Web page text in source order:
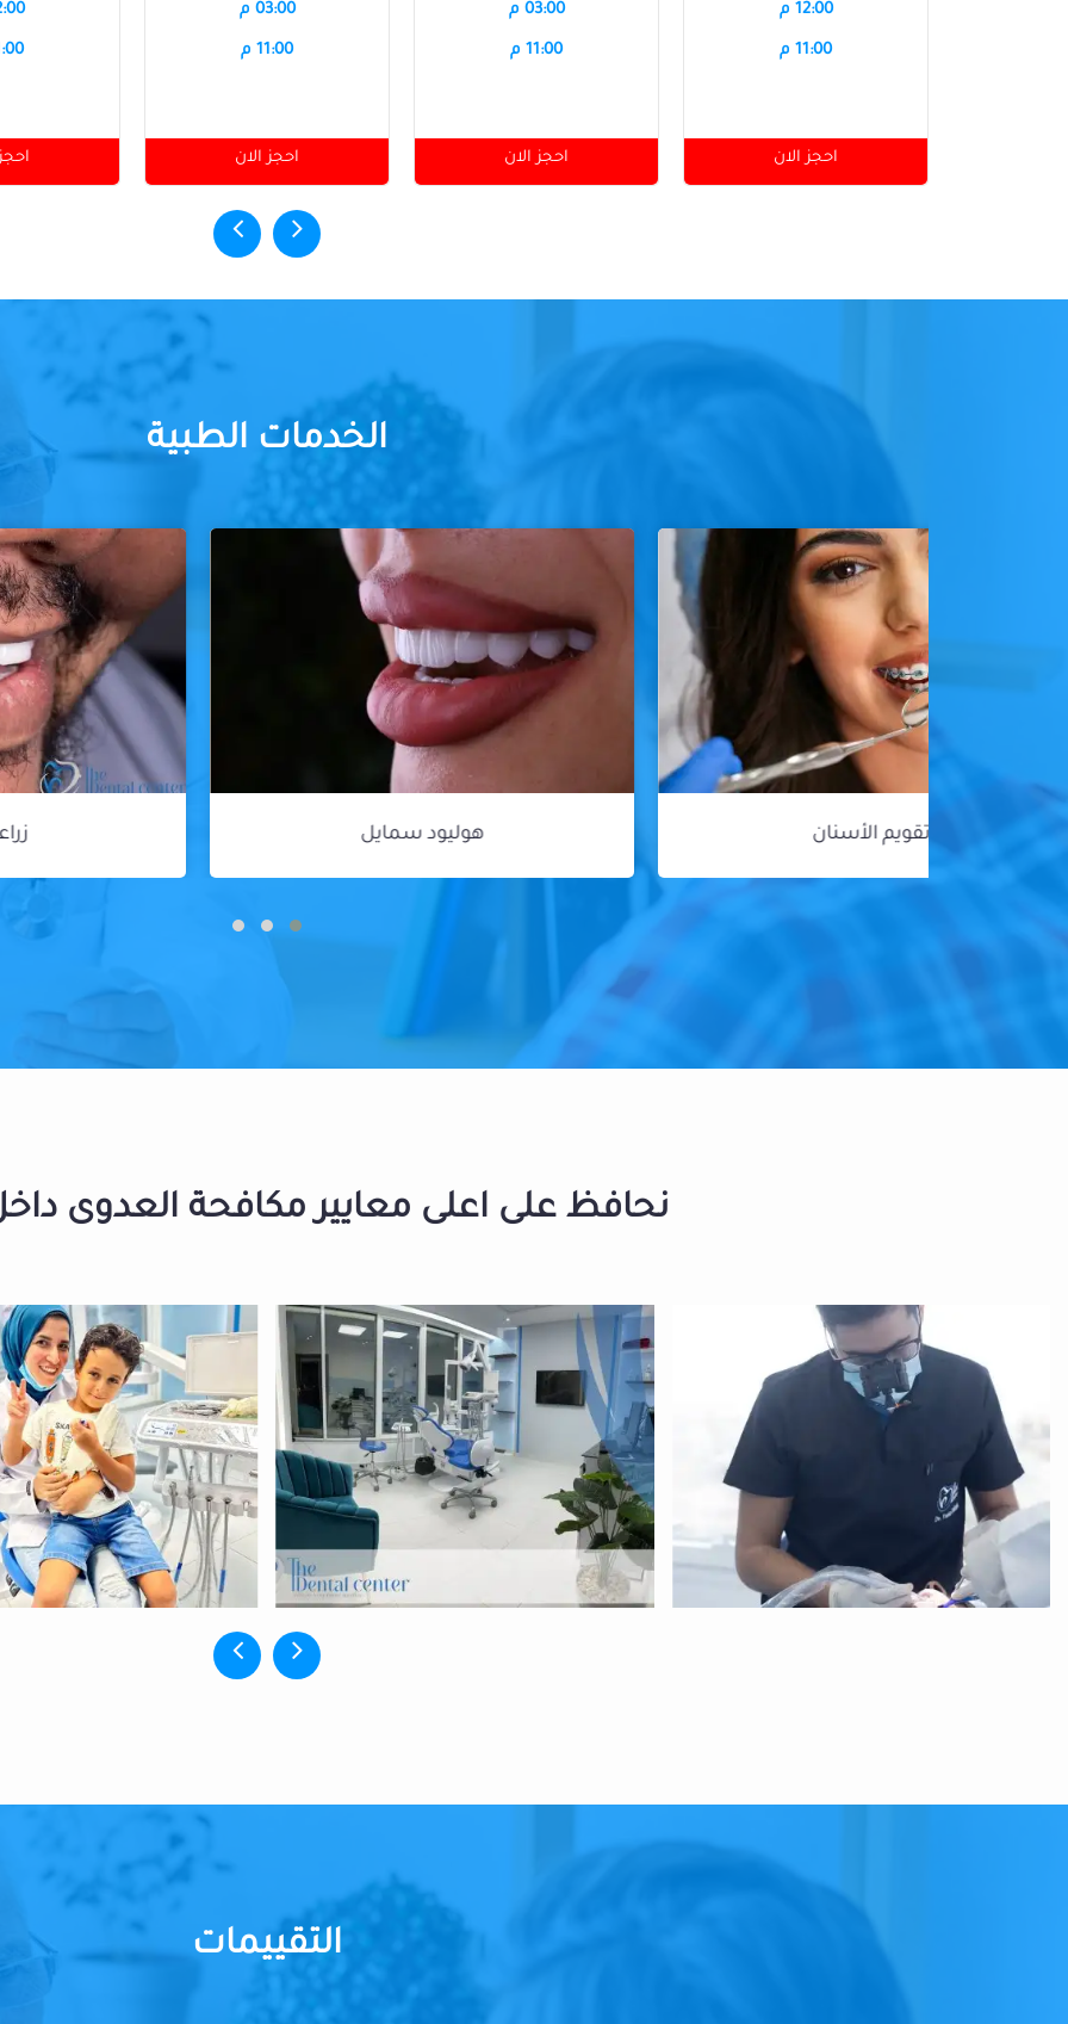
12:00 م
11:00 م
احجز الان
03:00 م
11:00 م
احجز الان
03:00 م
11:00 م
احجز الان
الخدمات الطبية
نحافظ على اعلى معايير مكافحة العدوى
التقييمات